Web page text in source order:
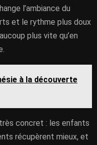
l’ambiance du
et le rythme plus doux
plus vite qu’en
à la découverte
concret : les enfants
récupèrent mieux, et